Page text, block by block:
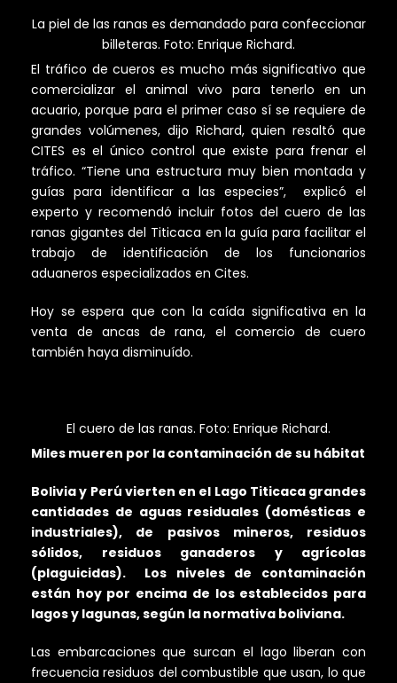
La piel de las ranas es demandado para confeccionar
billeteras. Foto: Enrique Richard.
El tráfico de cueros es mucho más significativo que
comercializar el animal vivo para tenerlo en un
acuario, porque para el primer caso sí se requiere de
grandes volúmenes, dijo Richard, quien resaltó que
CITES es el único control que existe para frenar el
tráfico. “Tiene una estructura muy bien montada y
guías para identificar a las especies”, explicó el
experto y recomendó incluir fotos del cuero de las
ranas gigantes del Titicaca en la guía para facilitar el
trabajo de identificación de los funcionarios
aduaneros especializados en Cites.
Hoy se espera que con la caída significativa en la
venta de ancas de rana, el comercio de cuero
también haya disminuído.
El cuero de las ranas. Foto: Enrique Richard.
Miles mueren por la contaminación de su hábitat
Bolivia y Perú vierten en el Lago Titicaca grandes
cantidades de aguas residuales (domésticas e
industriales), de pasivos mineros, residuos
sólidos, residuos ganaderos y agrícolas
(plaguicidas). Los niveles de contaminación
están hoy por encima de los establecidos para
lagos y lagunas, según la normativa boliviana.
Las embarcaciones que surcan el lago liberan con
frecuencia residuos del combustible que usan, lo que